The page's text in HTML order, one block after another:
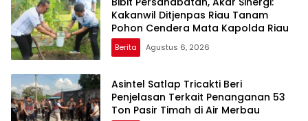
Kakanwil Ditjenpas Riau Tanam
Pohon Cendera Mata Kapolda Riau
Berita Agustus 6, 2026
Asintel Satlap Tricakti Beri
Penjelasan Terkait Penanganan 53
Ton Pasir Timah di Air Merbau